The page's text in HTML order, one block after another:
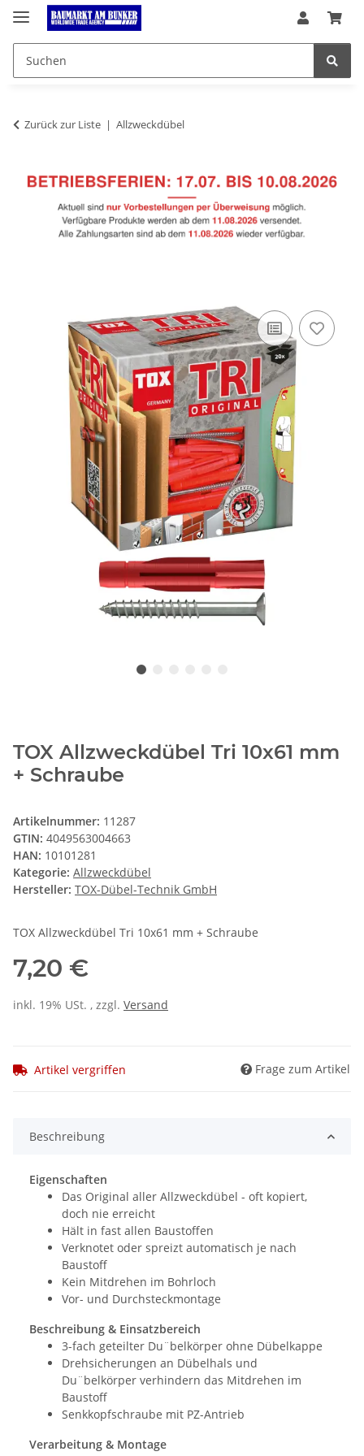
Zurück zur Liste Allzweckdübel
TOX Allzweckdübel Tri 10x61 mm
+ Schraube
Artikelnummer: 11287
GTIN: 4049563004663
HAN: 10101281
Kategorie: Allzweckdübel
Hersteller: TOX-Dübel-Technik GmbH
TOX Allzweckdübel Tri 10x61 mm + Schraube
7,20 €
inkl. 19% USt. , zzgl. Versand
Artikel vergriffen Frage zum Artikel
Beschreibung
Eigenschaften
Das Original aller Allzweckdübel - oft kopiert,
doch nie erreicht
Hält in fast allen Baustoffen
Verknotet oder spreizt automatisch je nach
Baustoff
Kein Mitdrehen im Bohrloch
Vor- und Durchsteckmontage
Beschreibung & Einsatzbereich
3-fach geteilter Du¨belkörper ohne Dübelkappe
Drehsicherungen an Dübelhals und
Du¨belkörper verhindern das Mitdrehen im
Baustoff
Senkkopfschraube mit PZ-Antrieb
Verarbeitung & Montage